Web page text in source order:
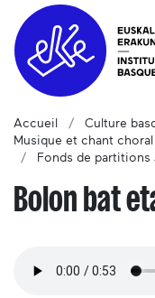
Accueil Culture
Musique et chant
Fonds de partitions
Bolon bat